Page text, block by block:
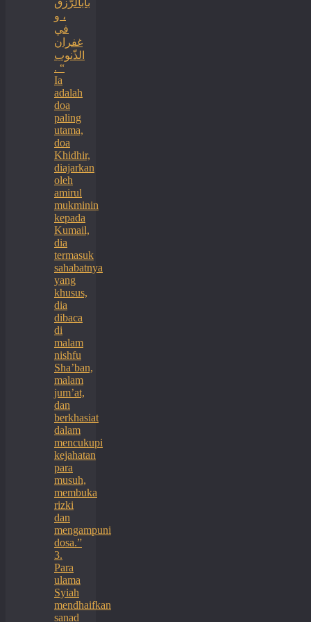
بابالرّزق
، و
في
غفران
الذّنوب
. “
Ia
adalah
doa
paling
utama,
doa
Khidhir,
diajarkan
oleh
amirul
mukminin
kepada
Kumail,
dia
termasuk
sahabatnya
yang
khusus,
dia
dibaca
di
malam
nishfu
Sha’ban,
malam
jum’at,
dan
berkhasiat
dalam
mencukupi
kejahatan
para
musuh,
membuka
rizki
dan
mengampuni
dosa.”
3.
Para
ulama
Syiah
mendhaifkan
sanad